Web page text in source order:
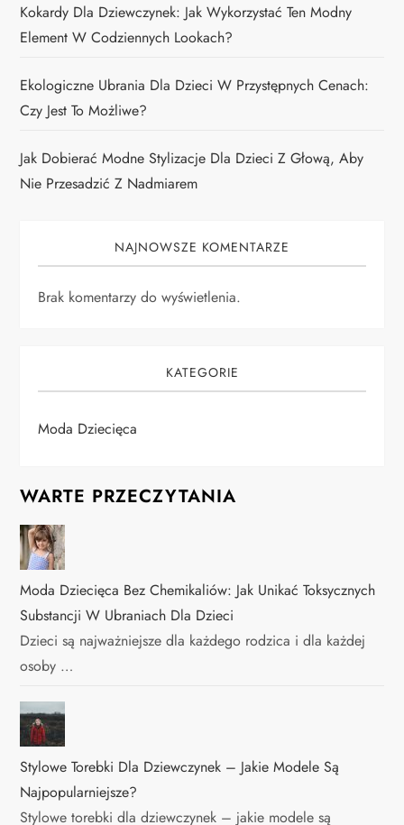
Kokardy Dla Dziewczynek: Jak Wykorzystać Ten Modny
Element W Codziennych Lookach?
Ekologiczne Ubrania Dla Dzieci W Przystępnych Cenach:
Czy Jest To Możliwe?
Jak Dobierać Modne Stylizacje Dla Dzieci Z Głową, Aby
Nie Przesadzić Z Nadmiarem
NAJNOWSZE KOMENTARZE
Brak komentarzy do wyświetlenia.
KATEGORIE
Moda Dziecięca
WARTE PRZECZYTANIA
Moda Dziecięca Bez Chemikaliów: Jak Unikać Toksycznych
Substancji W Ubraniach Dla Dzieci
Dzieci są najważniejsze dla każdego rodzica i dla każdej
osoby …
Stylowe Torebki Dla Dziewczynek – Jakie Modele Są
Najpopularniejsze?
Stylowe torebki dla dziewczynek – jakie modele są